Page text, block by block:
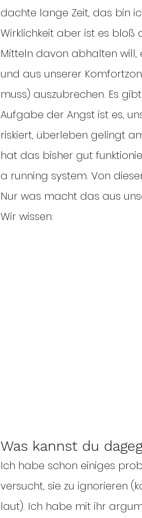
dachte lange Zeit, das bin
Wirklichkeit aber ist es bloß
Mitteln davon abhalten will,
und aus unserer
muss) auszubrechen. Es
Aufgabe der Angst ist es,
riskiert, überleben gelingt
hat das bisher gut
a running system. Von
Nur was macht das aus
Wir wissen:
Was kannst du
Ich habe schon einiges
versucht, sie zu ignorieren
laut). Ich habe mit ihr